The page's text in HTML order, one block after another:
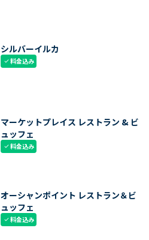
シルバーイルカ
check料金込み
マーケットプレイス レストラン & ビ
ュッフェ
check料金込み
オーシャンポイント レストラン＆ビ
ュッフェ
check料金込み